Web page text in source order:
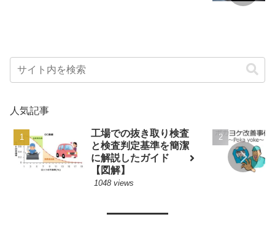
人気記事
工場での抜き取り検査
と検査判定基準を簡潔
に解説したガイド
【図解】
1048 views